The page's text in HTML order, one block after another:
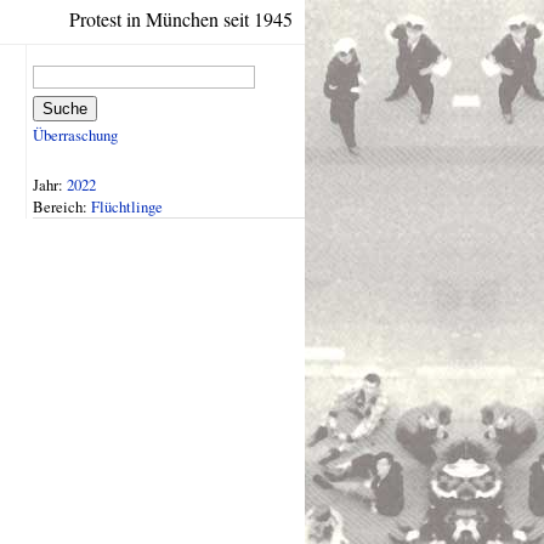
Protest in München seit 1945
Suche
Überraschung
Jahr: 2022
Bereich: Flüchtlinge